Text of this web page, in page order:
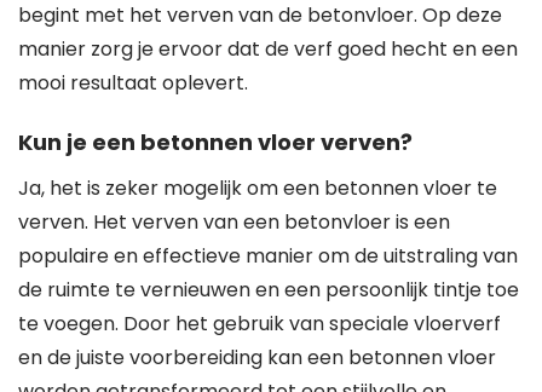
begint met het verven van de betonvloer. Op deze
manier zorg je ervoor dat de verf goed hecht en een
mooi resultaat oplevert.
Kun je een betonnen vloer verven?
Ja, het is zeker mogelijk om een betonnen vloer te
verven. Het verven van een betonvloer is een
populaire en effectieve manier om de uitstraling van
de ruimte te vernieuwen en een persoonlijk tintje toe
te voegen. Door het gebruik van speciale vloerverf
en de juiste voorbereiding kan een betonnen vloer